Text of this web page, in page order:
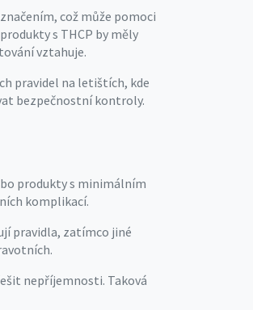
což může pomoci
s THCP by měly
vztahuje.
pravidel na letištích, kde
bezpečnostní kontroly.
produkty s minimálním
komplikací.
pravidla, zatímco jiné
nepříjemnosti. Taková